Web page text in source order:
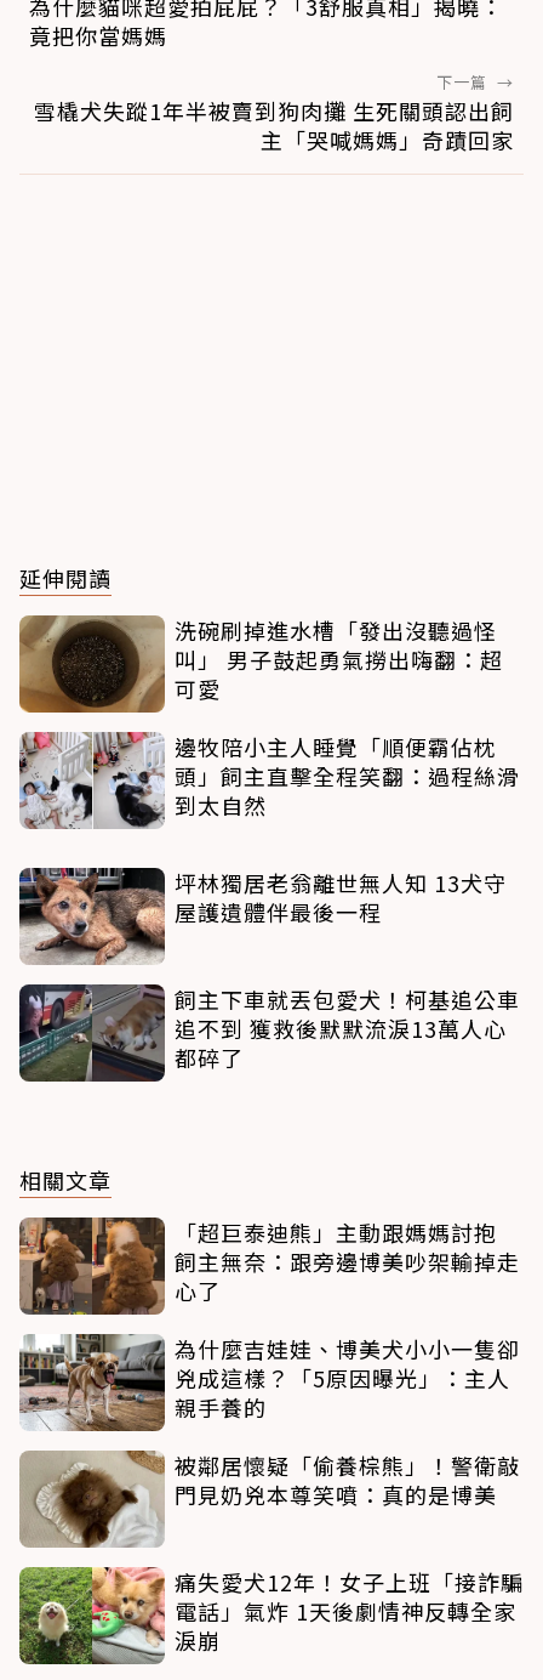
竟把你當媽媽
下一篇 →
雪橇犬失蹤1年半被賣到狗肉攤 生死關頭認出飼
主「哭喊媽媽」奇蹟回家
延伸閱讀
洗碗刷掉進水槽「發出沒聽過怪
叫」 男子鼓起勇氣撈出嗨翻：超
可愛
邊牧陪小主人睡覺「順便霸佔枕
頭」飼主直擊全程笑翻：過程絲滑
到太自然
坪林獨居老翁離世無人知 13犬守
屋護遺體伴最後一程
飼主下車就丟包愛犬！柯基追公車
追不到 獲救後默默流淚13萬人心
都碎了
相關文章
「超巨泰迪熊」主動跟媽媽討抱
飼主無奈：跟旁邊博美吵架輸掉走
心了
為什麼吉娃娃、博美犬小小一隻卻
兇成這樣？「5原因曝光」：主人
親手養的
被鄰居懷疑「偷養棕熊」！警衛敲
門見奶兇本尊笑噴：真的是博美
痛失愛犬12年！女子上班「接詐騙
電話」氣炸 1天後劇情神反轉全家
淚崩